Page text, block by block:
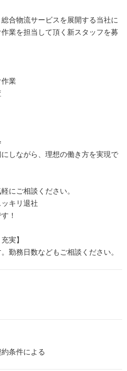
合物流サービスを展開する当社に
業を担当して頂く新スタッフを募
業
しながら、理想の働き方を実現で
にご相談ください。
キリ退社
！
実】
勤務日数などもご相談ください。
条件による